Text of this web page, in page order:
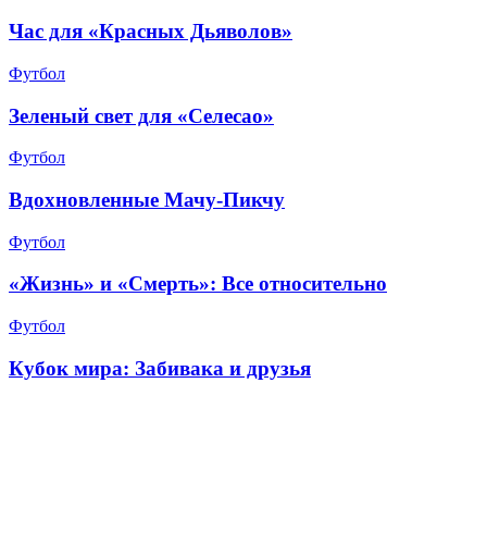
Час для «Красных Дьяволов»
Футбол
Зеленый свет для «Селесао»
Футбол
Вдохновленные Мачу-Пикчу
Футбол
«Жизнь» и «Смерть»: Все относительно
Футбол
Кубок мира: Забивака и друзья